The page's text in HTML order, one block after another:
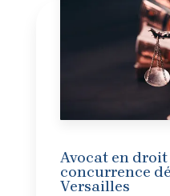
Avocat en
concurrence
Versailles